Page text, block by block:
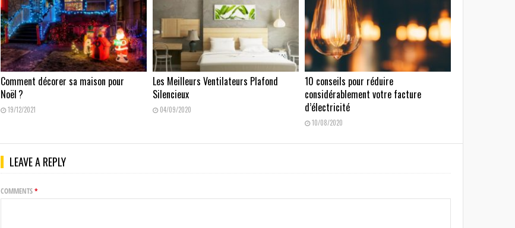
Comment décorer sa maison pour
Noël ?
19/12/2021
Les Meilleurs Ventilateurs Plafond
Silencieux
04/09/2020
10 conseils pour réduire
considérablement votre facture
d’électricité
10/08/2020
LEAVE A REPLY
COMMENTS*